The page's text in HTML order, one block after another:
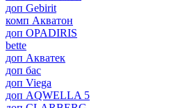
доп Gebirit
комп Акватон
доп OPADIRIS
bette
доп Акватек
доп бас
доп Viega
доп AQWELLA 5